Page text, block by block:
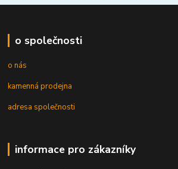
o společnosti
o nás
kamenná prodejna
adresa společnosti
informace pro zákazníky